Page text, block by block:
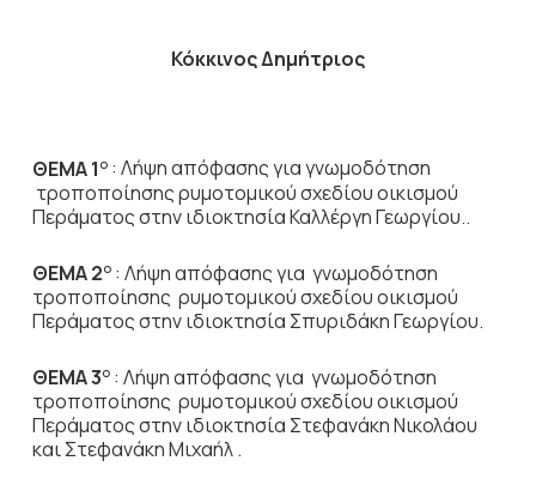
Κόκκινος Δημήτριος
ΘΕΜΑ 1 Ο: Λήψη απόφασης γιαγνωμοδότηση
τροποποίησης ρυμοτομικού σχεδίου οικισμού
Περάματος στην ιδιοκτησία Καλλέργη Γεωργίου..
ΘΕΜΑ 2Ο: Λήψη απόφασης για γνωμοδότηση
τροποποίησης ρυμοτομικού σχεδίου οικισμού
Περάματος στην ιδιοκτησία Σπυριδάκη Γεωργίου.
ΘΕΜΑ 3Ο: Λήψη απόφασης για γνωμοδότηση
τροποποίησης ρυμοτομικού σχεδίου οικισμού
Περάματος στην ιδιοκτησία Στεφανάκη Νικολάου
και Στεφανάκη Μιχαήλ .